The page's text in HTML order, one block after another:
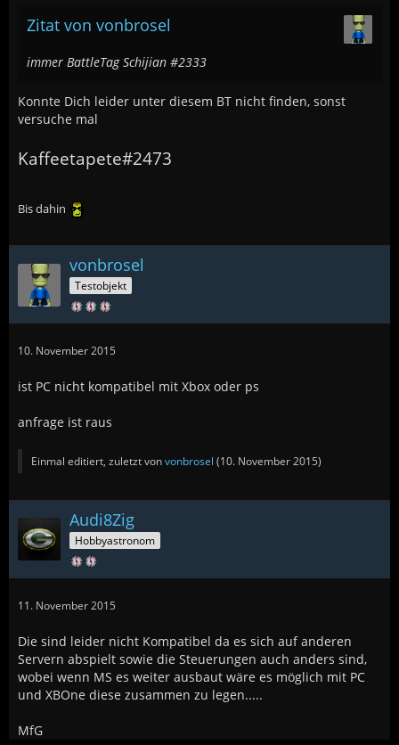
Zitat von vonbrosel
immer BattleTag Schijian #2333
Konnte Dich leider unter diesem BT nicht finden, sonst
versuche mal
Kaffeetapete#2473
Bis dahin
vonbrosel
Testobjekt
10. November 2015
ist PC nicht kompatibel mit Xbox oder ps
anfrage ist raus
Einmal editiert, zuletzt vonvonbrosel (10. November 2015)
Audi8Zig
Hobbyastronom
11. November 2015
Die sind leider nicht Kompatibel da es sich auf anderen
Servern abspielt sowie die Steuerungen auch anders sind,
wobei wenn MS es weiter ausbaut wäre es möglich mit PC
und XBOne diese zusammen zu legen.....
MfG